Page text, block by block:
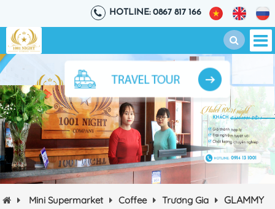
HOTLINE: 0867 817 166
Mini Supermarket Coffee Trương Gia GLAMMY